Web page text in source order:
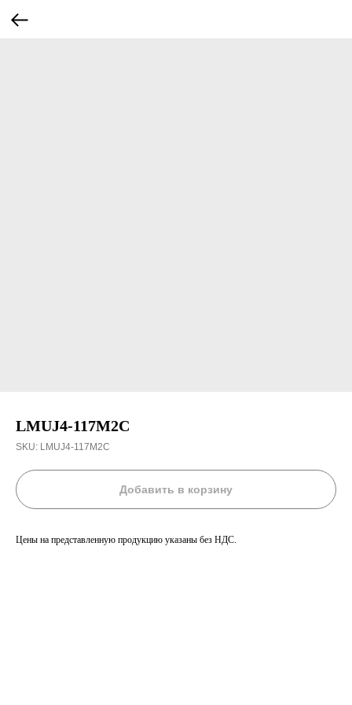
LMUJ4-117M2C
SKU: LMUJ4-117M2C
Добавить в корзину
Цены на представленную продукцию указаны без НДС.